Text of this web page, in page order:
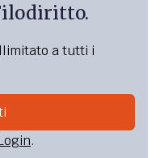
a tutti i
.